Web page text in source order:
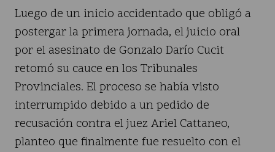
Luego de un inicio accidentado que obligó a
postergar la primera jornada, el juicio oral
por el asesinato de Gonzalo Darío Cucit
retomó su cauce en los Tribunales
Provinciales. El proceso se había visto
interrumpido debido a un pedido de
recusación contra el juez Ariel Cattaneo,
planteo que finalmente fue resuelto con el